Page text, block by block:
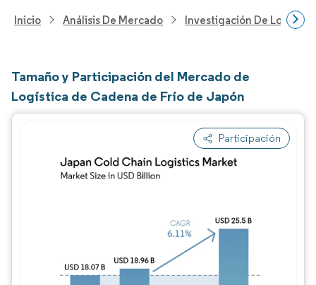
Inicio Análisis De Mercado Investigación De Logística
Tamaño y Participación del Mercado de
Logística de Cadena de Frío de Japón
Participación